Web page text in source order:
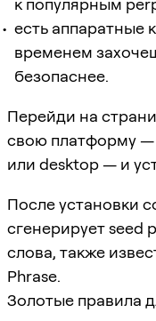
к популярным
есть аппаратные
временем
безопаснее.
Перейди на
свою платформу —
или desktop — и
После установки
сгенерирует seed
слова, также
Phrase.
Золотые правила